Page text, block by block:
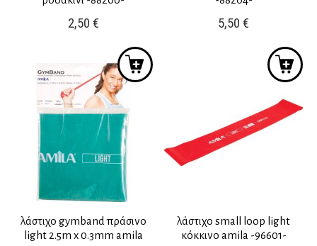
2,50 € 5,50€
λάστιχο gymband πράσινο
light 2.5m x 0.3mm amila
λάστιχο small loop light
κόκκινο amila -96601-